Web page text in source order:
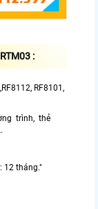
:
RF8101,
trình, thẻ
12 tháng."